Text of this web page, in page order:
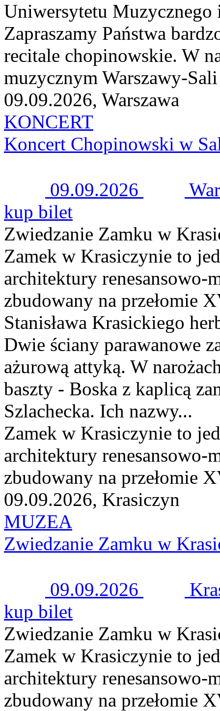
Uniwersytetu Muzycznego
Zapraszamy Państwa
recitale chopinowskie. W
muzycznym Warszawy-
09.09.2026, Warszawa
KONCERT
Koncert Chopinowski w
09.09.2026
kup bilet
Zwiedzanie Zamku w
Zamek w Krasiczynie to
architektury renesansowo-
zbudowany na przełomie
Stanisława Krasickiego
Dwie ściany parawanowe
ażurową attyką. W
baszty - Boska z kaplicą
Szlachecka. Ich nazwy...
Zamek w Krasiczynie to
architektury renesansowo-
zbudowany na przełomie
09.09.2026, Krasiczyn
MUZEA
Zwiedzanie Zamku w
09.09.2026
kup bilet
Zwiedzanie Zamku w
Zamek w Krasiczynie to
architektury renesansowo-
zbudowany na przełomie